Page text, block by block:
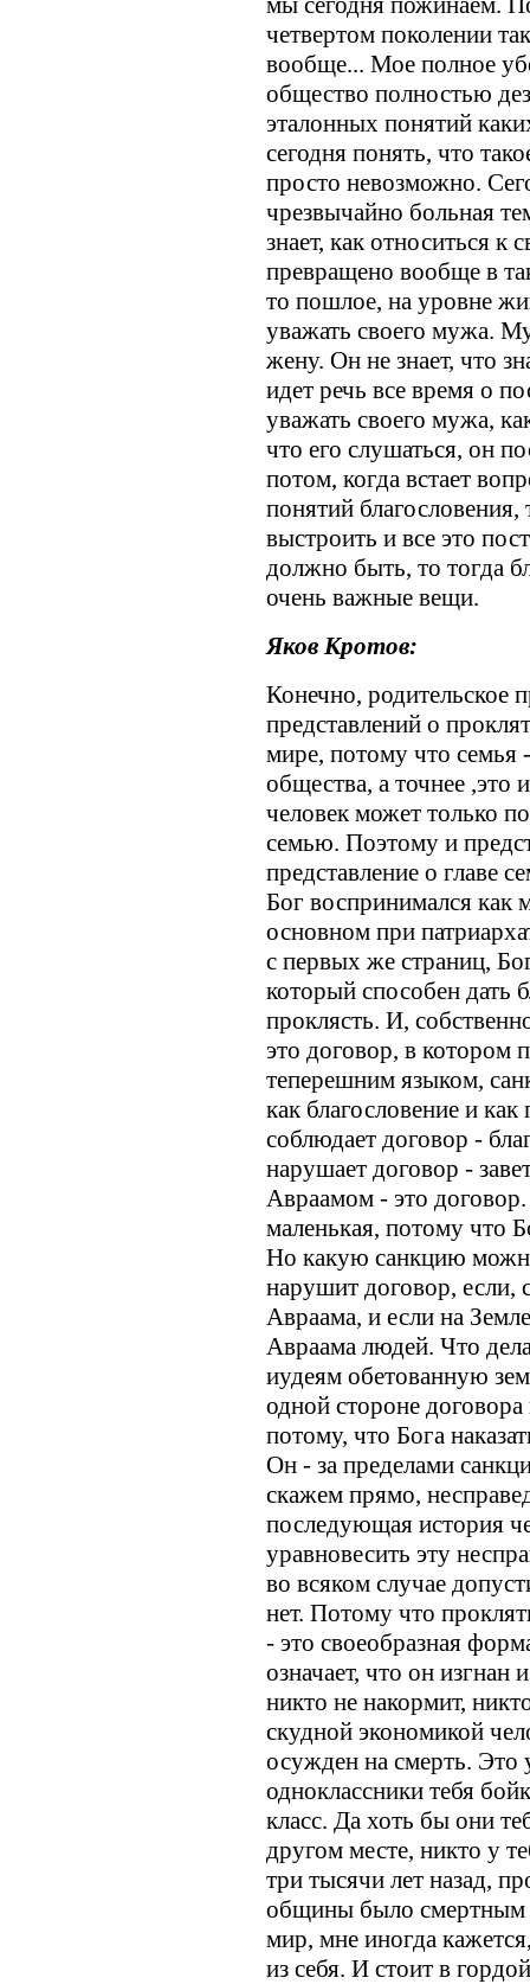
четвертом поколении
вообще... Мое полное
общество полностью
эталонных понятий
сегодня понять, что
просто невозможно.
чрезвычайно больная
знает, как относиться к
превращено вообще в
то пошлое, на уровне
уважать своего мужа.
жену. Он не знает, что
идет речь все время о
уважать своего мужа,
что его слушаться, он
потом, когда встает
понятий
выстроить и все это
должно быть, то тогда
очень важные вещи.
Яков Кротов:
Конечно, родительское
представлений о
мире, потому что семья
общества, а точнее ,это
человек может только
семью. Поэтому и
представление о главе
Бог воспринимался как
основном при
с первых же страниц,
который способен дать
проклясть. И,
это договор, в котором
теперешним языком,
как благословение и
соблюдает договор -
нарушает договор -
Авраамом - это договор.
маленькая, потому что
Но какую санкцию
нарушит договор, если,
Авраама, и если на
Авраама людей. Что
иудеям обетованную
одной стороне
потому, что Бога
Он - за пределами
скажем прямо,
последующая история
уравновесить эту
во всяком случае
нет. Потому что
- это своеобразная
означает, что он изгнан
никто не накормит,
скудной экономикой
осужден на смерть.
одноклассники тебя
класс. Да хоть бы они
другом месте, никто у
три тысячи лет назад,
общины было смертным
мир, мне иногда
из себя. И стоит в